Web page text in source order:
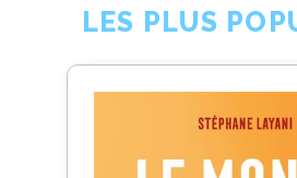
LES PLUS